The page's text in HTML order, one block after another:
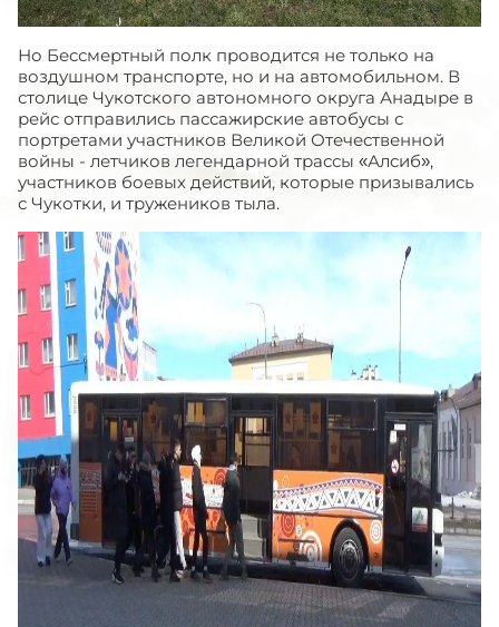
Но Бессмертный полк проводится не только на
воздушном транспорте, но и на автомобильном. В
столице Чукотского автономного округа Анадыре в
рейс отправились пассажирские автобусы с
портретами участников Великой Отечественной
войны - летчиков легендарной трассы «Алсиб»,
участников боевых действий, которые призывались
с Чукотки, и тружеников тыла.